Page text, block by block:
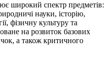
широкий спектр предметів:
науки, історію,
фізичну культуру та
на розвиток базових
а також критичного